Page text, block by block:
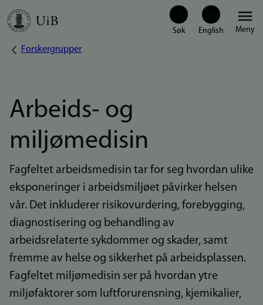
Hopp
hovedinnhold
Meny
Navigasjonssti
Forskergrupper
Arbeids- og
miljømedisin
Fagfeltet arbeidsmedisin tar for seg hvordan ulike
eksponeringer i arbeidsmiljøet påvirker helsen
vår. Det inkluderer risikovurdering, forebygging,
diagnostisering og behandling av
arbeidsrelaterte sykdommer og skader, samt
fremme av helse og sikkerhet på arbeidsplassen.
Fagfeltet miljømedisin ser på hvordan ytre
miljøfaktorer som luftforurensning, kjemikalier,